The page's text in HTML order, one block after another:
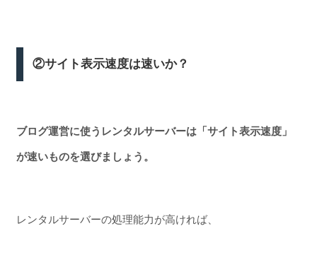
②サイト表示速度は速いか？
ブログ運営に使うレンタルサーバーは「サイト表示速度」
が速いものを選びましょう。
レンタルサーバーの処理能力が高ければ、